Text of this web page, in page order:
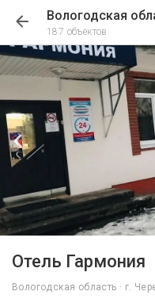
Вологодская
187 объектов
Отель Гармония
Вологодская область · г.